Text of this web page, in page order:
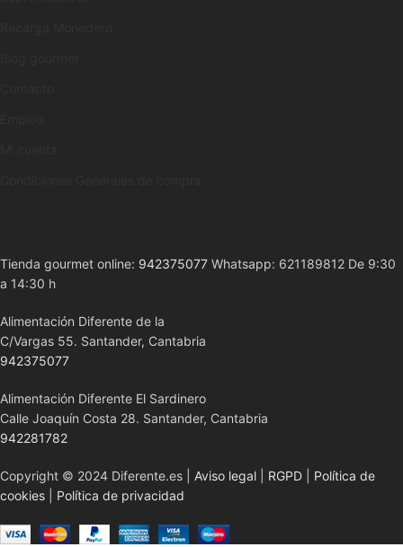
Tienda gourmet online: 942375077 Whatsapp: 621189812 De 9:30
a 14:30 h
Alimentación Diferente de la
C/Vargas 55. Santander, Cantabria
942375077
Alimentación Diferente El Sardinero
Calle Joaquín Costa 28. Santander, Cantabria
942281782
Copyright © 2024 Diferente.es | Aviso legal RGPD
Política de
cookies
Política de privacidad